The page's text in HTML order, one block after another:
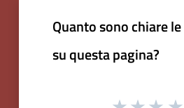
Quanto sono chiare
su questa pagina?